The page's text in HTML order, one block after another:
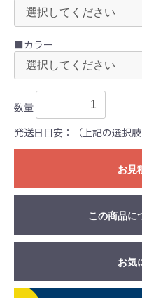
■カラー
数量
発送日目安：（上記の選択肢
お見
この商品に
お気